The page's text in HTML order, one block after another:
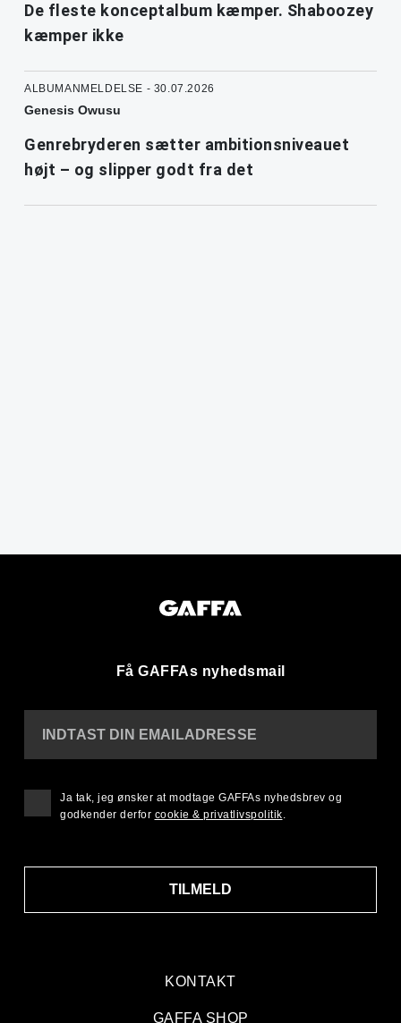
De fleste konceptalbum kæmper. Shaboozey
kæmper ikke
ALBUMANMELDELSE - 30.07.2026
Genesis Owusu
Genrebryderen sætter ambitionsniveauet
højt – og slipper godt fra det
Få GAFFAs nyhedsmail
KONTAKT
GAFFA SHOP
INDTAST DIN EMAILADRESSE
TILMELD
Ja tak, jeg ønsker at modtage GAFFAs nyhedsbrev og
godkender derfor cookie & privatlivspolitik.